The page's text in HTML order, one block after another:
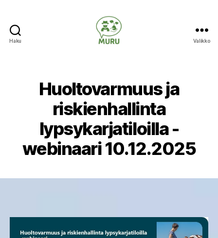
Haku Valikko
Huoltovarmuus ja
riskienhallinta
lypsykarjatiloilla -
webinaari 10.12.2025